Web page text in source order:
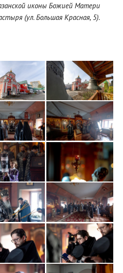
иконы Божией Матери
(ул. Большая Красная, 5).